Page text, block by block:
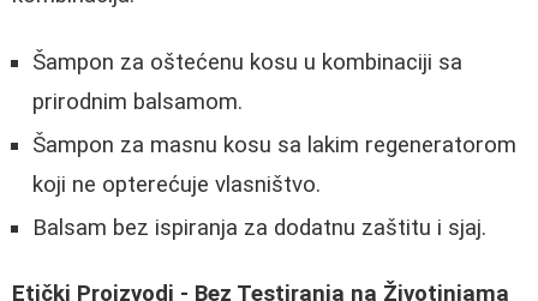
Šampon za oštećenu kosu u kombinaciji sa
prirodnim balsamom.
Šampon za masnu kosu sa lakim regeneratorom
koji ne opterećuje vlasništvo.
Balsam bez ispiranja za dodatnu zaštitu i sjaj.
Etički Proizvodi - Bez Testiranja na Životinjama